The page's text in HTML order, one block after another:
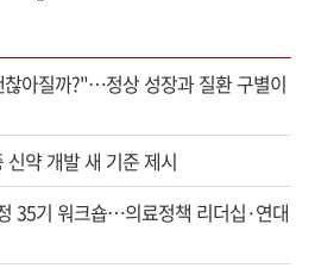
아질까?"…정상 성장과 질환 구별이
신약 개발 새 기준 제시
35기 워크숍…의료정책 리더십·연대